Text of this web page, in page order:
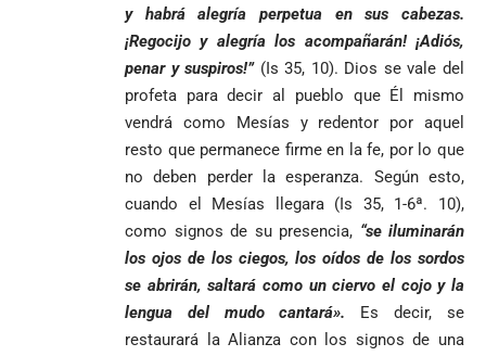
y habrá alegría perpetua en sus cabezas.
¡Regocijo y alegría los acompañarán! ¡Adiós,
penar y suspiros!” (Is 35, 10). Dios se vale del
profeta para decir al pueblo que Él mismo
vendrá como Mesías y redentor por aquel
resto que permanece firme en la fe, por lo que
no deben perder la esperanza. Según esto,
cuando el Mesías llegara (Is 35, 1-6ª. 10),
como signos de su presencia, “se iluminarán
los ojos de los ciegos, los oídos de los sordos
se abrirán, saltará como un ciervo el cojo y la
lengua del mudo cantará». Es decir, se
restaurará la Alianza con los signos de una